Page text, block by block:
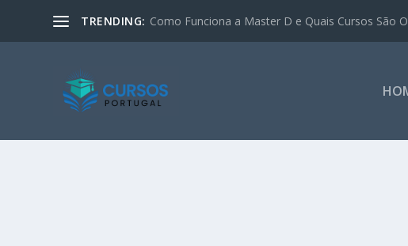
TRENDING: Como Funciona a Master D e Quais Cursos São